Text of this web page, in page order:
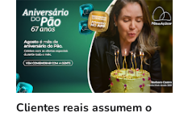
Clientes reais assumem o